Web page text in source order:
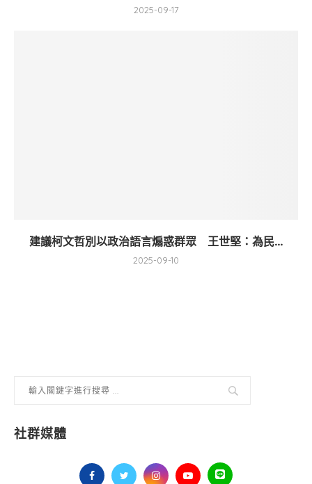
2025-09-17
建議柯文哲別以政治語言煽惑群眾 王世堅：為民...
2025-09-10
社群媒體